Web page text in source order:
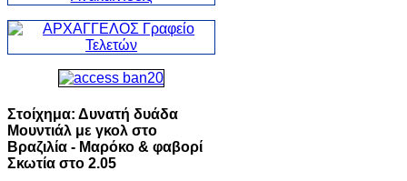
Στοίχημα: Δυνατή δυάδα
Μουντιάλ με γκολ στο
Βραζιλία - Μαρόκο & φαβορί
Σκωτία στο 2.05